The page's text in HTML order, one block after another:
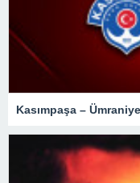
Kasımpaşa –